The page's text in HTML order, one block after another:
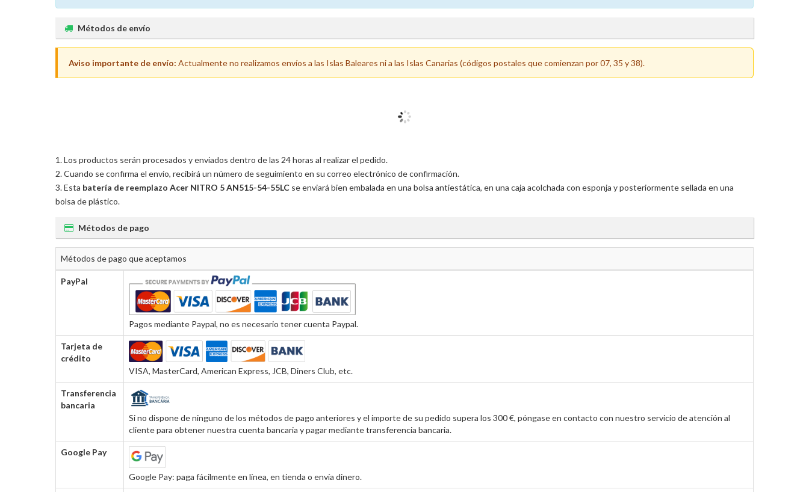
Métodos de envío
Aviso importante de envío: Actualmente no realizamos envíos a las Islas Baleares ni a las Islas Canarias (códigos postales que comienzan por 07, 35 y 38).
Los productos serán procesados y enviados dentro de las 24 horas al realizar el pedido.
Cuando se confirma el envío, recibirá un número de seguimiento en su correo electrónico de confirmación.
Esta batería de reemplazo Acer NITRO 5 AN515-54-55LC se enviará bien embalada en una bolsa antiestática, en una caja acolchada con esponja y posteriormente sellada en una
bolsa de plástico.
Métodos de pago
Métodos de pago que aceptamos
PayPal
Pagos mediante Paypal, no es necesario tener cuenta Paypal.
Tarjeta de
crédito
VISA, MasterCard, American Express, JCB, Diners Club, etc.
Transferencia
bancaria
Si no dispone de ninguno de los métodos de pago anteriores y el importe de su pedido supera los 300 €, póngase en contacto con nuestro servicio de atención al
cliente para obtener nuestra cuenta bancaria y pagar mediante transferencia bancaria.
Google Pay
Google Pay: paga fácilmente en línea, en tienda o envía dinero.